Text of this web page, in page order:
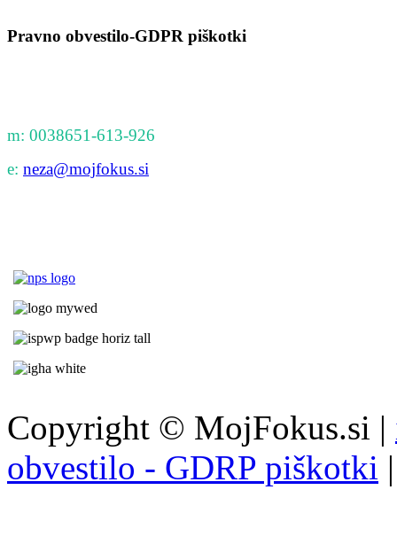
Pravno obvestilo-GDPR piškotki
m: 0038651-613-926
e: neza@mojfokus.si
Copyright © MojFokus.si |
obvestilo - GDRP piškotki